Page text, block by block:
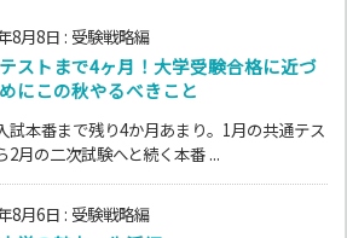
8月8日 : 受験戦略編
ストまで4ヶ月！大学受験合格に近づ
にこの秋やるべきこと
試本番まで残り4か月あまり。1月の共通テス
2月の二次試験へと続く本番 ...
8月6日 : 受験戦略編